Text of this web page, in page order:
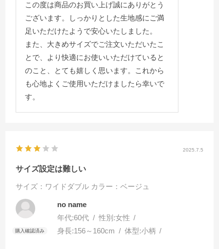
この度は商品のお買い上げ誠にありがとう
ございます。しっかりとした生地感にご満
足いただけたようで安心いたしました。
また、大きめサイズでご注文いただいたこ
とで、より快適にお使いいただけていると
のこと、とても嬉しく思います。これから
も心地よくご使用いただけましたら幸いで
す。
2025.7.5
サイズ設定は難しい
サイズ：ワイドダブル カラー：ベージュ
no name
年代:60代 性別:女性
身長:156～160cm 体型:小柄